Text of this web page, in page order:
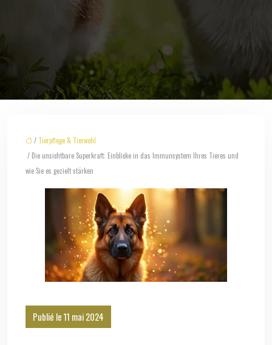
/ Tierpflege & Tierwohl
/ Die unsichtbare Superkraft: Einblicke in das Immunsystem Ihres Tieres und
wie Sie es gezielt stärken
Publié le 11 mai 2024